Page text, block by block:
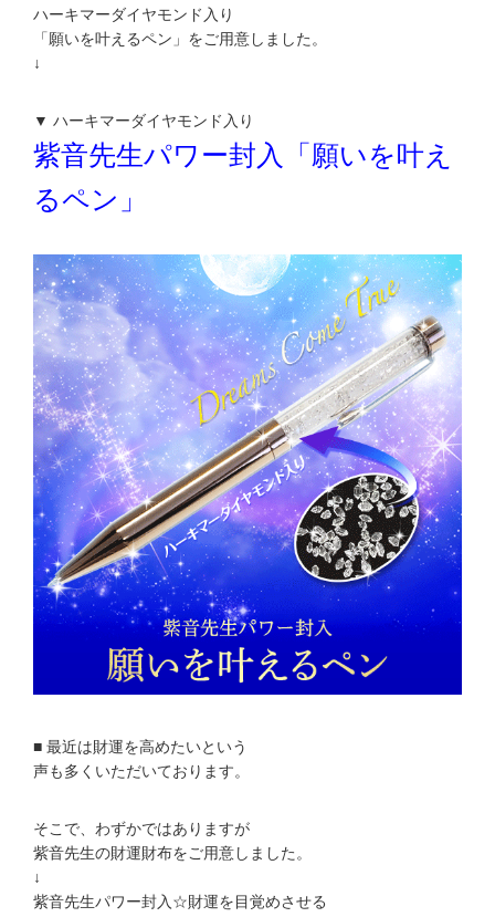
ハーキマーダイヤモンド入り
「願いを叶えるペン」をご用意しました。
↓
▼ ハーキマーダイヤモンド入り
紫音先生パワー封入「願いを叶え
るペン」
■ 最近は財運を高めたいという
声も多くいただいております。
そこで、わずかではありますが
紫音先生の財運財布をご用意しました。
↓
紫音先生パワー封入☆財運を目覚めさせる